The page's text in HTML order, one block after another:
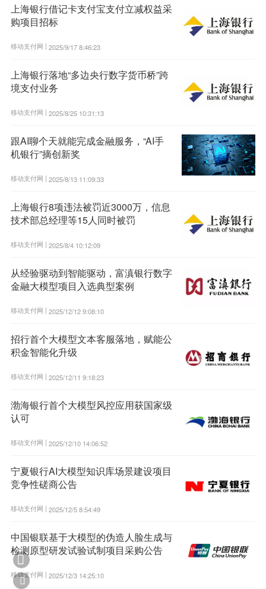
上海银行借记卡支付宝支付立减权益采
购项目招标
移动支付网 | 2025/9/17 8:46:23
上海银行落地“多边央行数字货币桥”跨
境支付业务
移动支付网 | 2025/8/25 10:31:13
跟AI聊个天就能完成金融服务，“AI手
机银行”摘创新奖
移动支付网 | 2025/8/13 11:09:33
上海银行8项违法被罚近3000万，信息
技术部总经理等15人同时被罚
移动支付网 | 2025/8/4 10:12:09
从经验驱动到智能驱动，富滇银行数字
金融大模型项目入选典型案例
移动支付网 | 2025/12/12 9:08:10
招行首个大模型文本客服落地，赋能公
积金智能化升级
移动支付网 | 2025/12/11 9:18:23
渤海银行首个大模型风控应用获国家级
认可
移动支付网 | 2025/12/10 14:06:52
宁夏银行AI大模型知识库场景建设项目
竞争性磋商公告
移动支付网 | 2025/12/5 8:54:49
中国银联基于大模型的伪造人脸生成与
检测原型研发试验试制项目采购公告
移动支付网 | 2025/12/3 14:25:10

